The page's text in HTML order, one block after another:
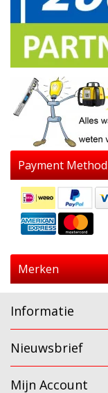
Payment Method
Merken
Informatie
Nieuwsbrief
Mijn Account